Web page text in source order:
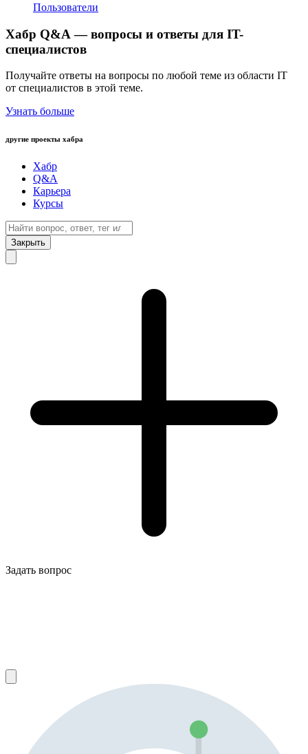
Пользователи
Хабр Q&A — вопросы и ответы для IT-
специалистов
Получайте ответы на вопросы по любой теме из области IT
от специалистов в этой теме.
Узнать больше
другие проекты хабра
Хабр
Q&A
Карьера
Курсы
Закрыть
Задать вопрос